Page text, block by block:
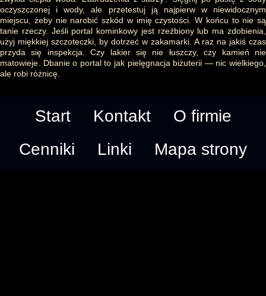
oczyszczonej i wody, ale przetestuj ją najpierw w niewidocznym
miejscu, żeby nie narobić szkód w imię czystości. W końcu to nie są
tanie rzeczy. Jeśli portal kominkowy jest rzeźbiony lub ma zdobienia,
użyj miękkiej szczoteczki, by dotrzeć w zakamarki. A raz na jakiś czas
przyda się inspekcja. Czy lakier się nie łuszczy, czy kamień nie
matowieje. Dbanie o portal to jak pielęgnacja biżuterii — nic wielkiego,
ale robi różnicę.
Start Kontakt
O firmie
Cenniki
Linki Mapa strony